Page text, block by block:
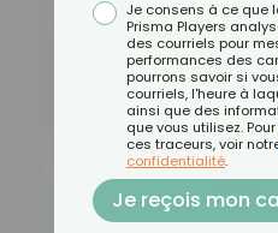
Je consens à ce que
Prisma Players
des courriels pour
performances des
pourrons savoir si
courriels, l'heure à
ainsi que des
que vous utilisez.
ces traceurs, voir
confidentialité.
Je reçois mon